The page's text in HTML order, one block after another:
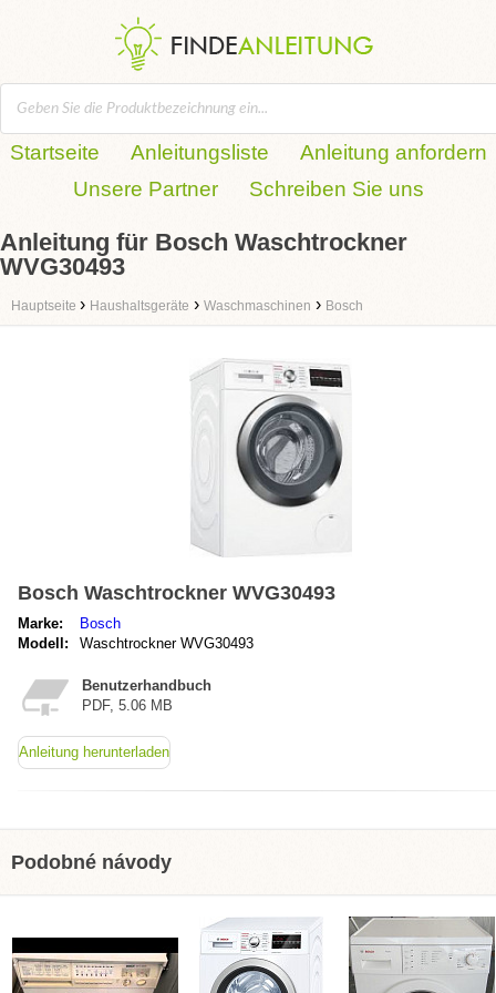
Startseite Anleitungsliste
Anleitung anfordern
Unsere Partner
Schreiben Sie uns
Anleitung für Bosch Waschtrockner
WVG30493
Hauptseite › Haushaltsgeräte › Waschmaschinen › Bosch
Bosch Waschtrockner WVG30493
Marke:
Bosch
Modell:
Waschtrockner WVG30493
Benutzerhandbuch
PDF, 5.06 MB
Anleitung herunterladen
Podobné návody